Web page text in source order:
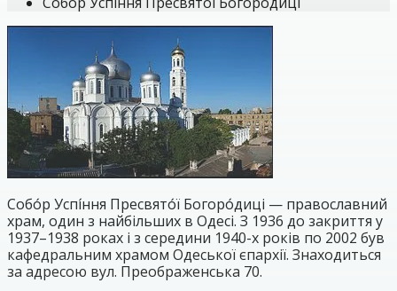
Собо́р Успі́ння Пресвято́ї Богоро́диці — православний
храм, один з найбільших в Одесі. З 1936 до закриття у
1937–1938 роках і з середини 1940-х років по 2002 був
кафедральним храмом Одеської єпархії. Знаходиться
за адресою вул. Преображенська 70.